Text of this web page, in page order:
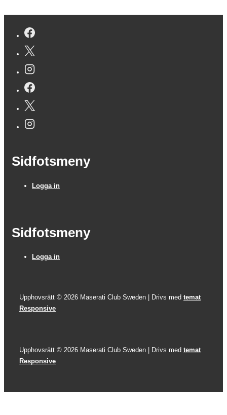
Sidfotsmeny
Logga in
Sidfotsmeny
Logga in
Upphovsrätt © 2026 Maserati Club Sweden | Drivs med temat
Responsive
Upphovsrätt © 2026 Maserati Club Sweden | Drivs med temat
Responsive